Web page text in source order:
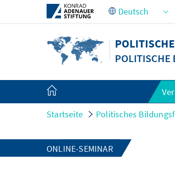
Zum Hauptinhalt springen
POLITISCHE
Startseite Politisches
ONLINE-SEMINAR